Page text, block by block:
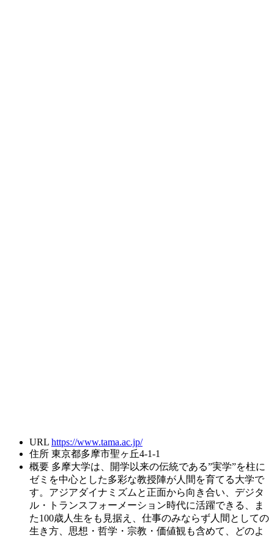
URL https://www.tama.ac.jp/
住所 東京都多摩市聖ヶ丘4-1-1
概要 多摩大学は、開学以来の伝統である”実学”を柱に
ゼミを中心とした多彩な教授陣が人間を育てる大学で
す。アジアダイナミズムと正面から向き合い、デジタ
ル・トランスフォーメーション時代に活躍できる、ま
た100歳人生をも見据え、仕事のみならず人間としての
生き方、思想・哲学・宗教・価値観も含めて、どのよ